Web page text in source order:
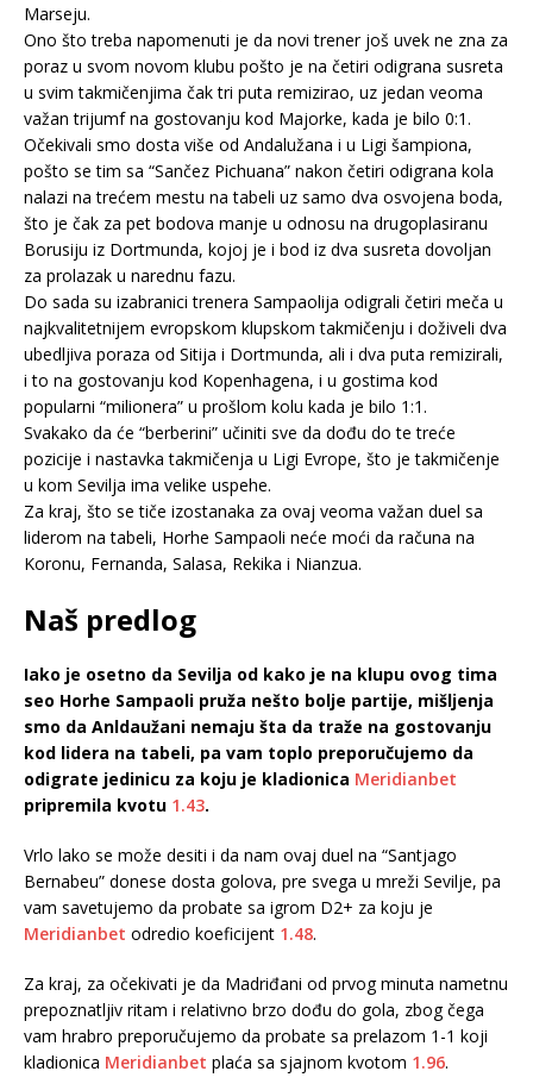
Marseju.
Ono što treba napomenuti je da novi trener još uvek ne zna za
poraz u svom novom klubu pošto je na četiri odigrana susreta
u svim takmičenjima čak tri puta remizirao, uz jedan veoma
važan trijumf na gostovanju kod Majorke, kada je bilo 0:1.
Očekivali smo dosta više od Andalužana i u Ligi šampiona,
pošto se tim sa “Sančez Pichuana” nakon četiri odigrana kola
nalazi na trećem mestu na tabeli uz samo dva osvojena boda,
što je čak za pet bodova manje u odnosu na drugoplasiranu
Borusiju iz Dortmunda, kojoj je i bod iz dva susreta dovoljan
za prolazak u narednu fazu.
Do sada su izabranici trenera Sampaolija odigrali četiri meča u
najkvalitetnijem evropskom klupskom takmičenju i doživeli dva
ubedljiva poraza od Sitija i Dortmunda, ali i dva puta remizirali,
i to na gostovanju kod Kopenhagena, i u gostima kod
popularni “milionera” u prošlom kolu kada je bilo 1:1.
Svakako da će “berberini” učiniti sve da dođu do te treće
pozicije i nastavka takmičenja u Ligi Evrope, što je takmičenje
u kom Sevilja ima velike uspehe.
Za kraj, što se tiče izostanaka za ovaj veoma važan duel sa
liderom na tabeli, Horhe Sampaoli neće moći da računa na
Koronu, Fernanda, Salasa, Rekika i Nianzua.
Naš predlog
Iako je osetno da Sevilja od kako je na klupu ovog tima
seo Horhe Sampaoli pruža nešto bolje partije, mišljenja
smo da Anldaužani nemaju šta da traže na gostovanju
kod lidera na tabeli, pa vam toplo preporučujemo da
odigrate jedinicu za koju je kladionica Meridianbet
pripremila kvotu 1.43.
Vrlo lako se može desiti i da nam ovaj duel na “Santjago
Bernabeu” donese dosta golova, pre svega u mreži Sevilje, pa
vam savetujemo da probate sa igrom D2+ za koju je
Meridianbet odredio koeficijent 1.48.
Za kraj, za očekivati je da Madriđani od prvog minuta nametnu
prepoznatljiv ritam i relativno brzo dođu do gola, zbog čega
vam hrabro preporučujemo da probate sa prelazom 1-1 koji
kladionica Meridianbet plaća sa sjajnom kvotom 1.96.